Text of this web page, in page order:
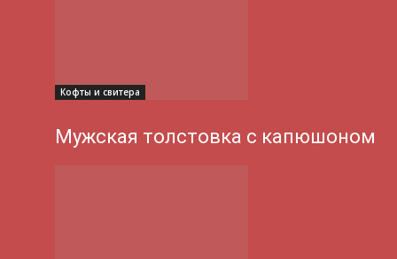
Кофты и свитера
Мужская толстовка с капюшоном